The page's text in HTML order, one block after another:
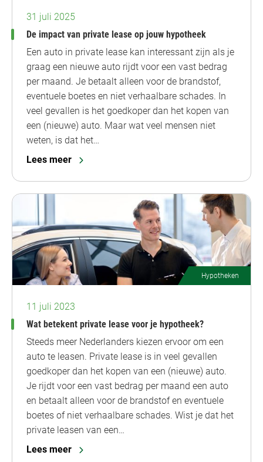
31 juli 2025
De impact van private lease op jouw hypotheek
Een auto in private lease kan interessant zijn als je
graag een nieuwe auto rijdt voor een vast bedrag
per maand. Je betaalt alleen voor de brandstof,
eventuele boetes en niet verhaalbare schades. In
veel gevallen is het goedkoper dan het kopen van
een (nieuwe) auto. Maar wat veel mensen niet
weten, is dat het…
Lees meer
Hypotheken
11 juli 2023
Wat betekent private lease voor je hypotheek?
Steeds meer Nederlanders kiezen ervoor om een
auto te leasen. Private lease is in veel gevallen
goedkoper dan het kopen van een (nieuwe) auto.
Je rijdt voor een vast bedrag per maand een auto
en betaalt alleen voor de brandstof en eventuele
boetes of niet verhaalbare schades. Wist je dat het
private leasen van een…
Lees meer